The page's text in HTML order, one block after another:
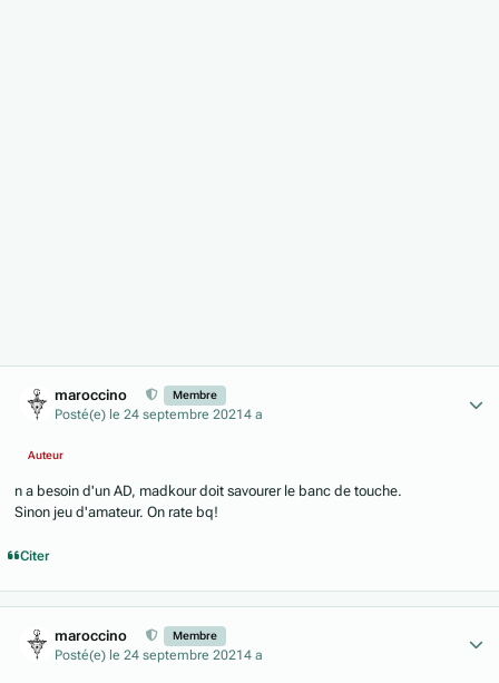
maroccino Membre
Posté(e) le 24 septembre 20214 a
Auteur
n a besoin d'un AD, madkour doit savourer le banc de touche.
Sinon jeu d'amateur. On rate bq!
Citer
maroccino Membre
Posté(e) le 24 septembre 20214 a